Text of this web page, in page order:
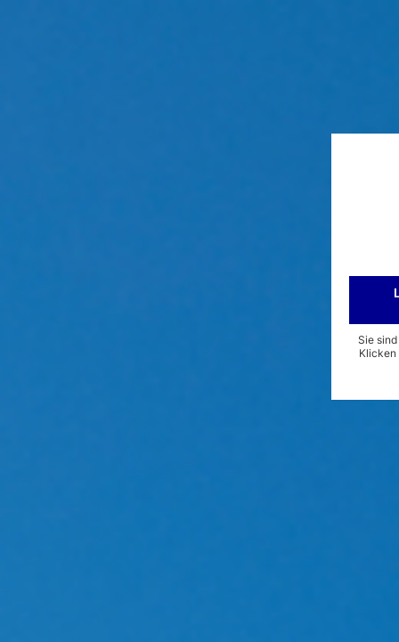
Sie
Klicken